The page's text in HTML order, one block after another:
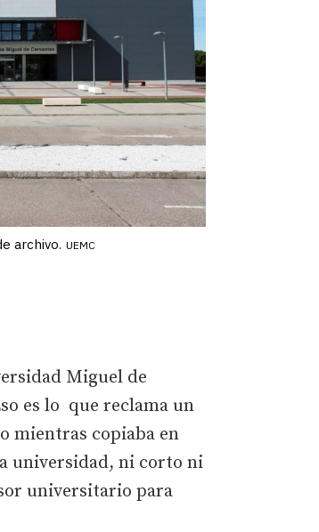
archivo. UEMC
Miguel de
es lo que reclama un
mientras copiaba en
universidad, ni corto ni
universitario para